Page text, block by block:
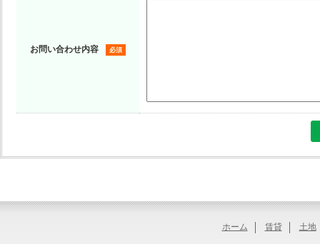
お問い合わせ内容 必須
ホーム 賃貸 土地